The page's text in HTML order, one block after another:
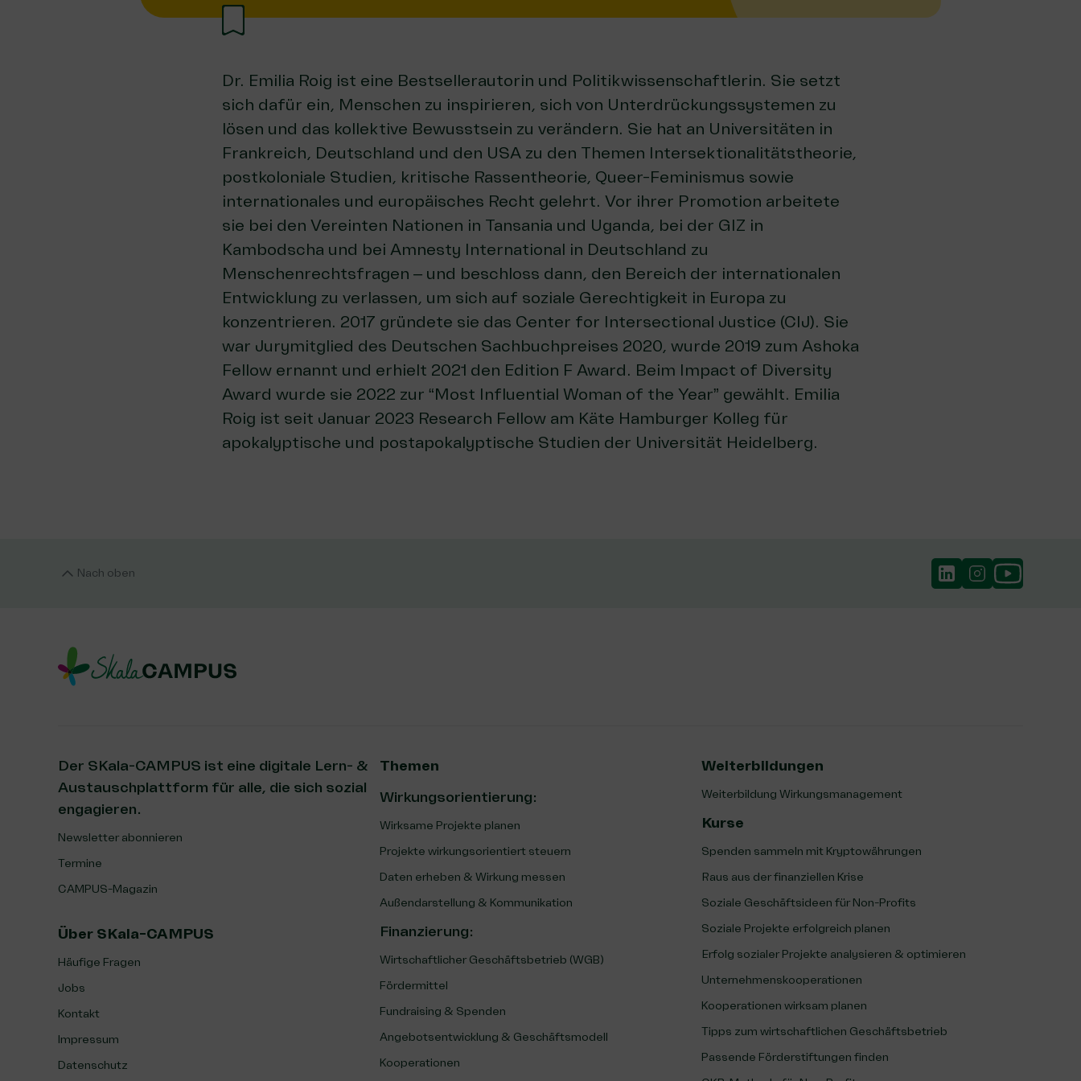
Dr. Emilia Roig ist eine Bestsellerautorin und Politikwissenschaftlerin. Sie setzt
sich dafür ein, Menschen zu inspirieren, sich von Unterdrückungssystemen zu
lösen und das kollektive Bewusstsein zu verändern. Sie hat an Universitäten in
Frankreich, Deutschland und den USA zu den Themen Intersektionalitätstheorie,
postkoloniale Studien, kritische Rassentheorie, Queer-Feminismus sowie
internationales und europäisches Recht gelehrt. Vor ihrer Promotion arbeitete
sie bei den Vereinten Nationen in Tansania und Uganda, bei der GIZ in
Kambodscha und bei Amnesty International in Deutschland zu
Menschenrechtsfragen – und beschloss dann, den Bereich der internationalen
Entwicklung zu verlassen, um sich auf soziale Gerechtigkeit in Europa zu
konzentrieren. 2017 gründete sie das Center for Intersectional Justice (CIJ). Sie
war Jurymitglied des Deutschen Sachbuchpreises 2020, wurde 2019 zum Ashoka
Fellow ernannt und erhielt 2021 den Edition F Award. Beim Impact of Diversity
Award wurde sie 2022 zur “Most Influential Woman of the Year” gewählt. Emilia
Roig ist seit Januar 2023 Research Fellow am Käte Hamburger Kolleg für
apokalyptische und postapokalyptische Studien der Universität Heidelberg.
Nach oben
Der SKala-CAMPUS ist eine digitale Lern- &
Austauschplattform für alle, die sich sozial
engagieren.
Newsletter abonnieren
Termine
CAMPUS-Magazin
Über SKala-CAMPUS
Häufige Fragen
Jobs
Kontakt
Impressum
Datenschutz
Themen
Wirkungsorientierung:
Wirksame Projekte planen
Projekte wirkungsorientiert steuern
Daten erheben & Wirkung messen
Außendarstellung & Kommunikation
Finanzierung:
Wirtschaftlicher Geschäftsbetrieb (WGB)
Fördermittel
Fundraising & Spenden
Angebotsentwicklung & Geschäftsmodell
Kooperationen
Weiterbildungen
Weiterbildung Wirkungsmanagement
Kurse
Spenden sammeln mit Kryptowährungen
Raus aus der finanziellen Krise
Soziale Geschäftsideen für Non-Profits
Soziale Projekte erfolgreich planen
Erfolg sozialer Projekte analysieren & optimieren
Unternehmenskooperationen
Kooperationen wirksam planen
Tipps zum wirtschaftlichen Geschäftsbetrieb
Passende Förderstiftungen finden